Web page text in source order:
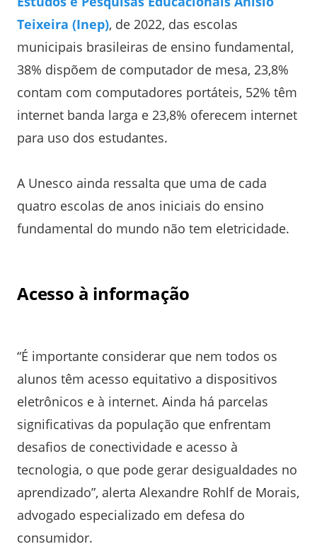
Teixeira (Inep), de 2022, das escolas
municipais brasileiras de ensino fundamental,
38% dispõem de computador de mesa, 23,8%
contam com computadores portáteis, 52% têm
internet banda larga e 23,8% oferecem internet
para uso dos estudantes.
A Unesco ainda ressalta que uma de cada
quatro escolas de anos iniciais do ensino
fundamental do mundo não tem eletricidade.
Acesso à informação
“É importante considerar que nem todos os
alunos têm acesso equitativo a dispositivos
eletrônicos e à internet. Ainda há parcelas
significativas da população que enfrentam
desafios de conectividade e acesso à
tecnologia, o que pode gerar desigualdades no
aprendizado”, alerta Alexandre Rohlf de Morais,
advogado especializado em defesa do
consumidor.